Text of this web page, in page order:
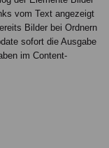
vom Text angezeigt
Bilder bei Ordnern
sofort die Ausgabe
im Content-